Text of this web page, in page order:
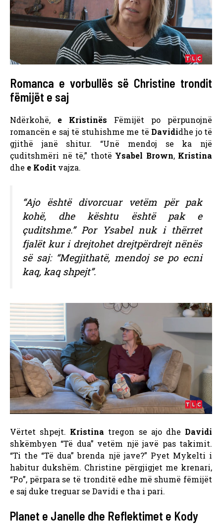
Romanca e vorbullës së Christine trondit
fëmijët e saj
Ndërkohë, e Kristinës Fëmijët po përpunojnë
romancën e saj të stuhishme me të Davididhe jo të
gjithë janë shitur. “Unë mendoj se ka një
çuditshmëri në të,” thotë Ysabel Brown, Kristina
dhe e Kodit vajza.
“Ajo është divorcuar vetëm për pak
kohë, dhe kështu është pak e
çuditshme.” Por Ysabel nuk i thërret
fjalët kur i drejtohet drejtpërdrejt nënës
së saj: “Megjithatë, mendoj se po ecni
kaq, kaq shpejt”.
Vërtet shpejt. Kristina tregon se ajo dhe Davidi
shkëmbyen “Të dua” vetëm një javë pas takimit.
“Ti the “Të dua” brenda një jave?” Pyet Mykelti i
habitur dukshëm. Christine përgjigjet me krenari,
“Po”, përpara se të tronditë edhe më shumë fëmijët
e saj duke treguar se Davidi e tha i pari.
Planet e Janelle dhe Reflektimet e Kody